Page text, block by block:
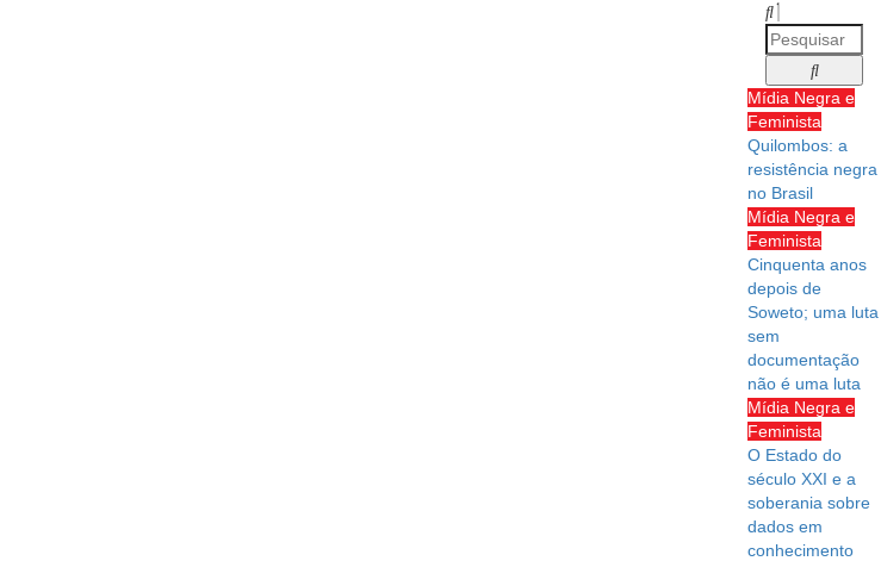
Mídia Negra e
Feminista
Quilombos: a
resistência negra
no Brasil
Mídia Negra e
Feminista
Cinquenta anos
depois de
Soweto; uma luta
sem
documentação
não é uma luta
Mídia Negra e
Feminista
O Estado do
século XXI e a
soberania sobre
dados em
conhecimento